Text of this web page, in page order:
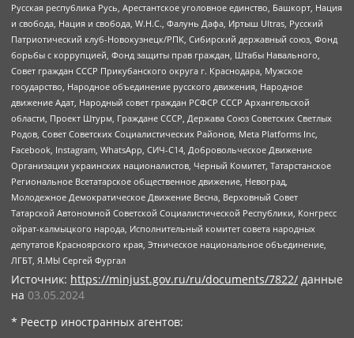
Русская республика Русь, Арестантское уголовное единство, Башкорт, Нация
и свобода, Нация и свобода, W.H.С., Фалунь Дафа, Иртыш Ultras, Русский
Патриотический клуб-Новокузнецк/РПК, Сибирский державный союз, Фонд
борьбы с коррупцией, Фонд защиты прав граждан, Штабы Навального,
Совет граждан СССР Прикубанского округа г. Краснодара, Мужское
государство, Народное объединение русского движения, Народное
движение Адат, Народный совет граждан РСФСР СССР Архангельской
области, Проект Штурм, Граждане СССР, Держава Союз Советских Светлых
Родов, Совет Советских Социалистических Районов, Meta Platforms Inc,
Facebook, Instagram, WhatsApp, СИЧ-С14, Добровольческое Движение
Организации украинских националистов, Черный Комитет, Татарстанское
Региональное Всетатарское общественное движение, Невоград,
Молодежное Демократическое Движение Весна, Верховный Совет
Татарской Автономной Советской Социалистической Республики, Конгресс
ойрат-калмыцкого народа, Исполнительный комитет совета народных
депутатов Красноярского края, Этническое национальное объединение,
ЛГБТ, Я.МЫ Сергей Фургал
Источник: https://minjust.gov.ru/ru/documents/7822/ данные
на 03.05.2024
* Реестр иностранных агентов: